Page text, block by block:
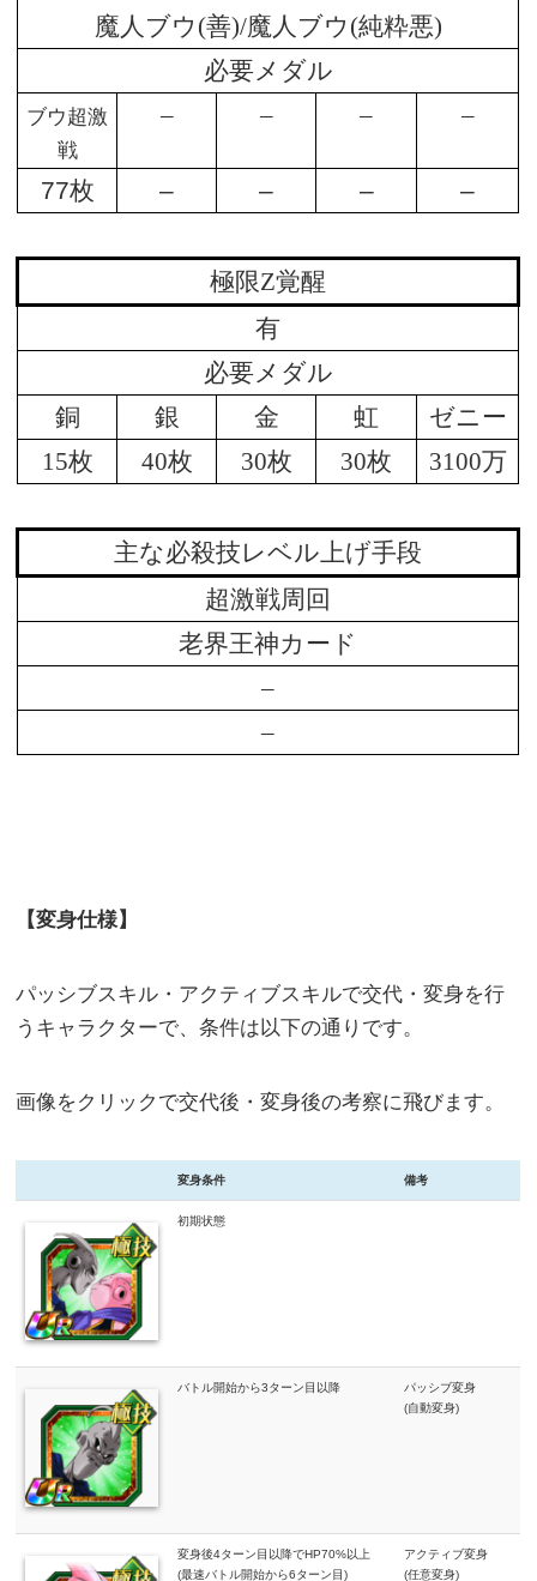
魔人ブウ(善)/魔人ブウ(純粋悪)
必要メダル
ブウ超激
戦
– – – –
77枚 – – – –
極限Z覚醒
有
必要メダル
銅
銀 金 虹
ゼニー
15枚
40枚 30枚 30枚 3100万
主な必殺技レベル上げ手段
超激戦周回
老界王神カード
–
–
【変身仕様】
パッシブスキル・アクティブスキルで交代・変身を行
うキャラクターで、条件は以下の通りです。
画像をクリックで交代後・変身後の考察に飛びます。
変身条件 備考
初期状態
バトル開始から3ターン目以降
パッシブ変身
(自動変身)
変身後4ターン目以降でHP70%以上
(最速バトル開始から6ターン目)
アクティブ変身
(任意変身)